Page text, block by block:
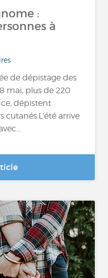
:
à
de dépistage des
mai, plus de 220
dépistent
arrive